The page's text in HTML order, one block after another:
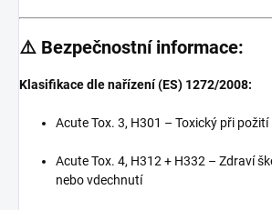
⚠️ Bezpečnostní informace:
Klasifikace dle nařízení (ES) 1272/2008:
Acute Tox. 3, H301 – Toxický při požití
Acute Tox. 4, H312 + H332 – Zdraví
nebo vdechnutí